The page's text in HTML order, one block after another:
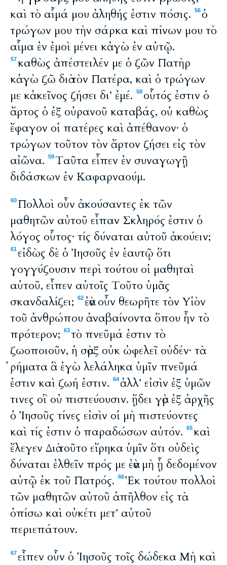
καὶ τὸ αἷμά μου ἀληθής ἐστιν πόσις.
56ὁ
τρώγων μου τὴν σάρκα καὶ πίνων μου τὸ
αἷμα ἐν ἐμοὶ μένει κἀγὼ ἐν αὐτῷ.
57καθὼς ἀπέστειλέν με ὁ ζῶν Πατὴρ
κἀγὼ ζῶ διὰ τὸν Πατέρα, καὶ ὁ τρώγων
με κἀκεῖνος ζήσει δι’ ἐμέ.
58 οὗτός ἐστιν ὁ
ἄρτος ὁ ἐξ οὐρανοῦ καταβάς, οὐ καθὼς
ἔφαγον οἱ πατέρες καὶ ἀπέθανον· ὁ
τρώγων τοῦτον τὸν ἄρτον ζήσει εἰς τὸν
αἰῶνα.
59Ταῦτα εἶπεν ἐν συναγωγῇ
διδάσκων ἐν Καφαρναούμ.
60 Πολλοὶ οὖν ἀκούσαντες ἐκ τῶν
μαθητῶν αὐτοῦ εἶπαν Σκληρός ἐστιν ὁ
λόγος οὗτος· τίς δύναται αὐτοῦ ἀκούειν;
61 εἰδὼς δὲ ὁ Ἰησοῦς ἐν ἑαυτῷ ὅτι
γογγύζουσιν περὶ τούτου οἱ μαθηταὶ
αὐτοῦ, εἶπεν αὐτοῖς Τοῦτο ὑμᾶς
σκανδαλίζει;
62 ἐὰν οὖν θεωρῆτε τὸν Υἱὸν
τοῦ ἀνθρώπου ἀναβαίνοντα ὅπου ἦν τὸ
πρότερον;
63τὸ πνεῦμά ἐστιν τὸ
ζωοποιοῦν, ἡ σὰρξ οὐκ ὠφελεῖ οὐδέν· τὰ
ῥήματα ἃ ἐγὼ λελάληκα ὑμῖν πνεῦμά
ἐστιν καὶ ζωή ἐστιν.
64ἀλλ’ εἰσὶν ἐξ ὑμῶν
τινες οἳ οὐ πιστεύουσιν. ᾔδει γὰρ ἐξ ἀρχῆς
ὁ Ἰησοῦς τίνες εἰσὶν οἱ μὴ πιστεύοντες
καὶ τίς ἐστιν ὁ παραδώσων αὐτόν.
65καὶ
ἔλεγεν Διὰ τοῦτο εἴρηκα ὑμῖν ὅτι οὐδεὶς
δύναται ἐλθεῖν πρός με ἐὰν μὴ ᾖ δεδομένον
αὐτῷ ἐκ τοῦ Πατρός.
66Ἐκ τούτου πολλοὶ
τῶν μαθητῶν αὐτοῦ ἀπῆλθον εἰς τὰ
ὀπίσω καὶ οὐκέτι μετ’ αὐτοῦ
περιεπάτουν.
67 εἶπεν οὖν ὁ Ἰησοῦς τοῖς δώδεκα Μὴ καὶ